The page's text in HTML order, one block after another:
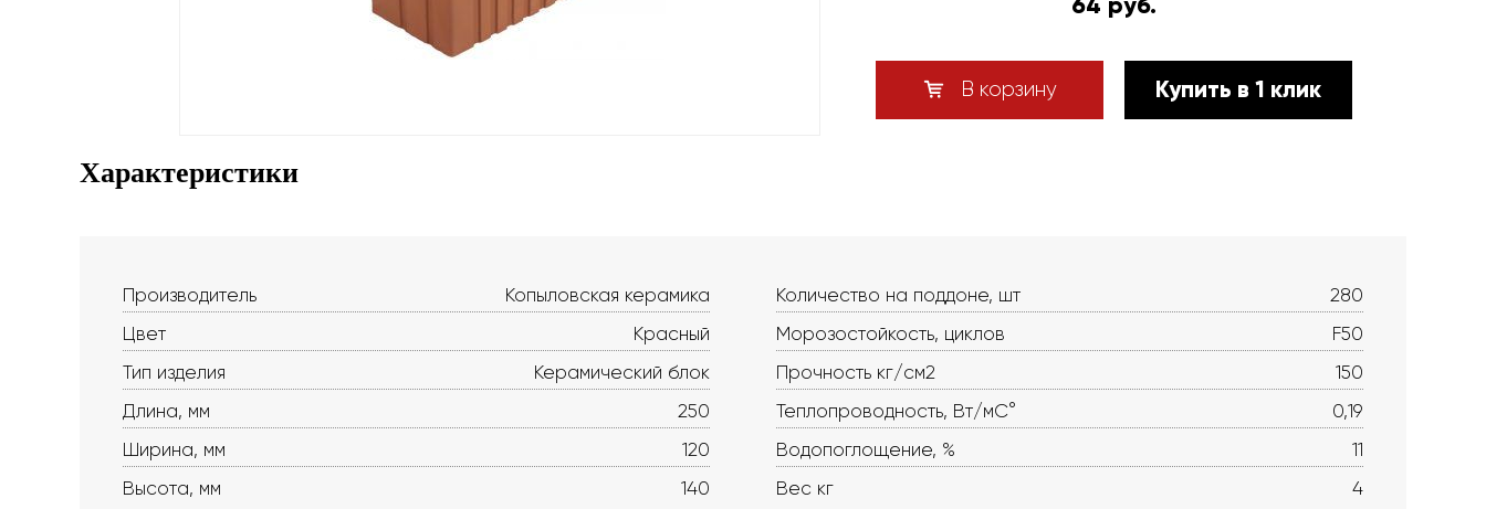
В корзину Купить в 1 клик
Характеристики
Производитель
Копыловская керамика
Цвет
Красный
Тип изделия
Керамический блок
Длина, мм
250
Ширина, мм
120
Высота, мм
140
Количество на поддоне, шт
280
Морозостойкость, циклов
F50
Прочность кг/см2
150
Теплопроводность, Вт/мС°
0,19
Водопоглощение, %
11
Вес кг
4